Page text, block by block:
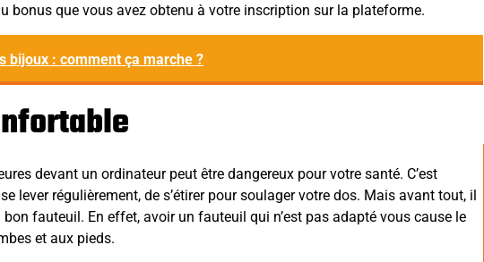
bonus que vous avez obtenu à votre inscription sur la plateforme.
bijoux : comment ça marche ?
devant un ordinateur peut être dangereux pour votre santé. C’est
lever régulièrement, de s’étirer pour soulager votre dos. Mais avant tout, il
fauteuil. En effet, avoir un fauteuil qui n’est pas adapté vous cause le
et aux pieds.